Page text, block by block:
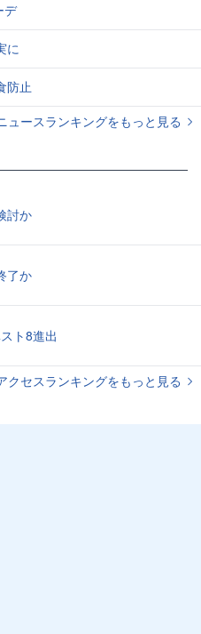
デ
に
防止
ュースランキングをもっと見る
討か
了か
ト8進出
クセスランキングをもっと見る